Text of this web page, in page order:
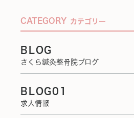
CATEGORY カテゴリー
BLOG
さくら鍼灸整骨院ブログ
BLOG01
求人情報